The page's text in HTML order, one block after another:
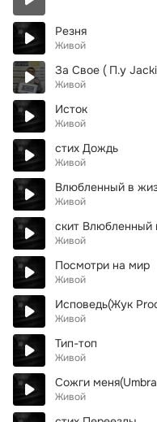
Резня
Живой
За Свое ( П.у
Живой
Исток
Живой
стих Дождь
Живой
Влюбленный в
Живой
скит Влюбленный
Живой
Посмотри на мир
Живой
Исповедь(Жук
Живой
Тип-топ
Живой
Сожги
Живой